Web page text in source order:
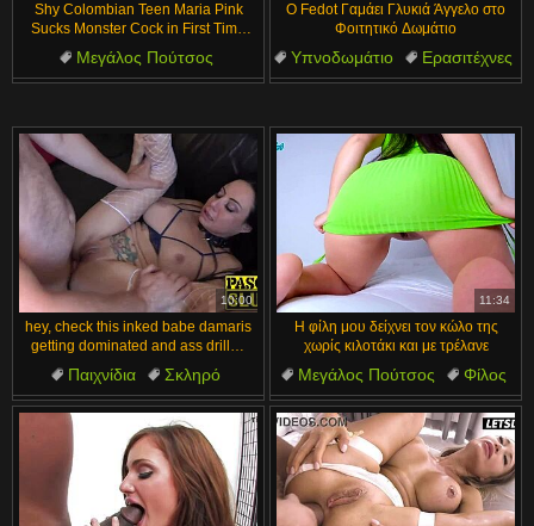
Shy Colombian Teen Maria Pink
Sucks Monster Cock in First Time
Latina Casting
Μεγάλος Πούτσος
Κάστινγκ
Συνέντευξη
Ερασιτέχνες
Ο Fedot Γαμάει Γλυκιά Άγγελο στο
Φοιτητικό Δωμάτιο
Υπνοδωμάτιο
Ερασιτέχνες
Βυζιά
Νεαροί Φίλος
10:00
hey, check this inked babe damaris
getting dominated and ass drilled
by pascal white
Παιχνίδια
Σκληρό
Δονητής
Υποτακτικό
Πίπα
11:34
Η φίλη μου δείχνει τον κώλο της
χωρίς κιλοτάκι και με τρέλανε
Μεγάλος Πούτσος
Φίλος
Ερασιτέχνες
Καουμπόισσα
Καλύτερος Φίλος